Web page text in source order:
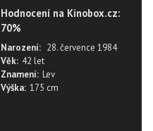
Hodnocení na Kinobox.cz:
70%
Narození: 28. července 1984
Věk: 42 let
Znamení: Lev
Výška: 175 cm